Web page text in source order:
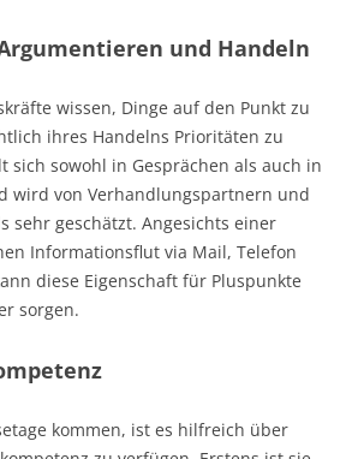
und Handeln
wissen, Dinge auf den Punkt zu
ihres Handelns Prioritäten zu
sich sowohl in Gesprächen als auch in
wird von Verhandlungspartnern und
sehr geschätzt. Angesichts einer
Informationsflut via Mail, Telefon
diese Eigenschaft für Pluspunkte
sorgen.
kommen, ist es hilfreich über